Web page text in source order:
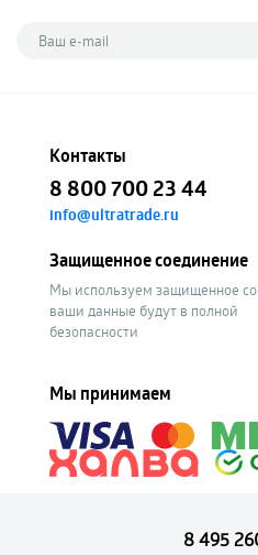
Контакты
8 800 700 23 44
info@ultratrade.ru
Защищенное соединение
Мы используем защищенное
ваши данные будут в полной
безопасности
Мы принимаем
8 495